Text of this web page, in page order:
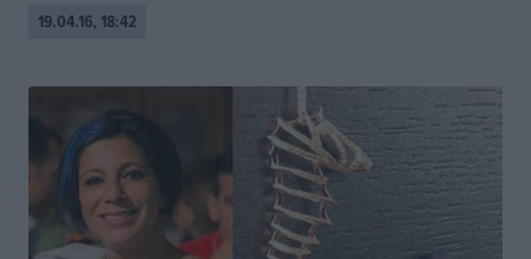
19.04.16, 18:42